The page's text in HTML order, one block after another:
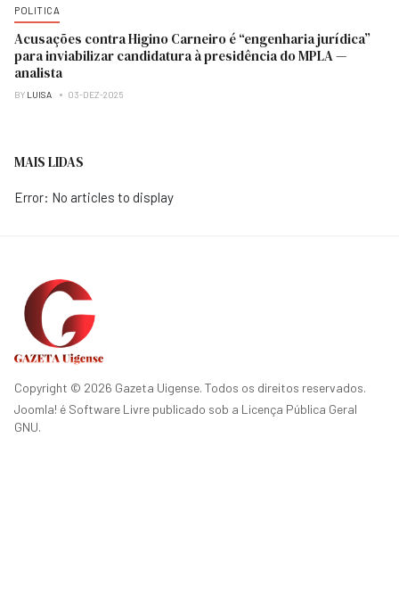
POLITICA
Acusações contra Higino Carneiro é “engenharia jurídica”
para inviabilizar candidatura à presidência do MPLA —
analista
BY LUISA 03-DEZ-2025
MAIS LIDAS
Error: No articles to display
Copyright © 2026 Gazeta Uigense. Todos os direitos reservados.
Joomla! é Software Livre publicado sob a Licença Pública Geral
GNU.